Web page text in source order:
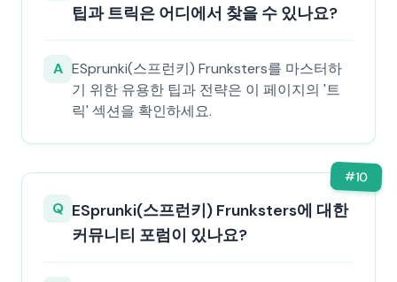
팁과 트릭은 어디에서 찾을 수 있나요?
A ESprunki(스프런키) Frunksters를 마스터하
기 위한 유용한 팁과 전략은 이 페이지의 '트
릭' 섹션을 확인하세요.
#10
Q ESprunki(스프런키) Frunksters에 대한
커뮤니티 포럼이 있나요?